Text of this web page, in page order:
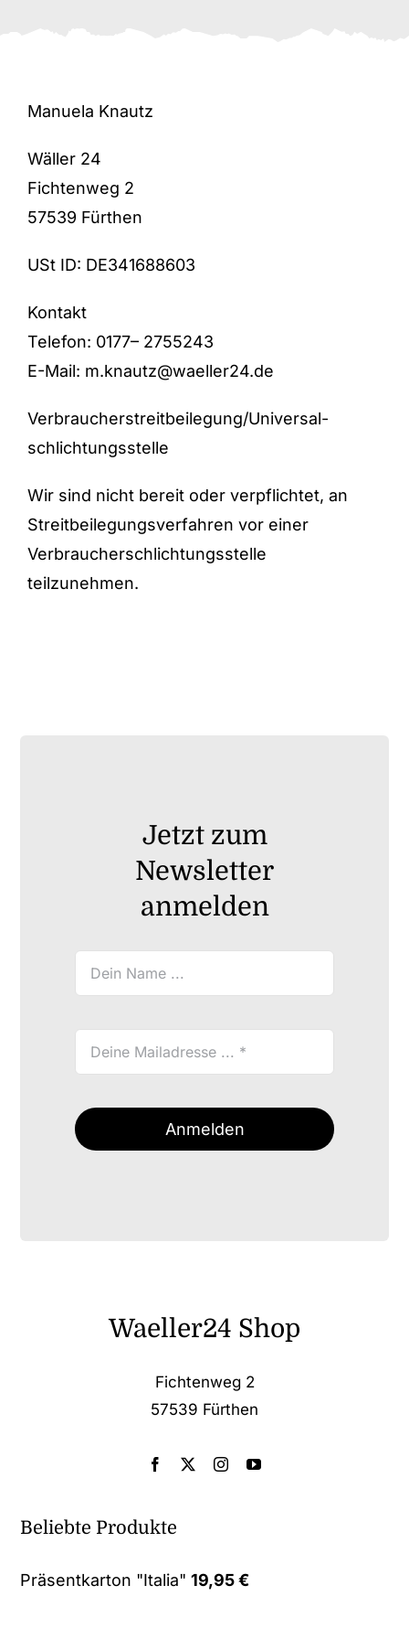
Brot auf Vorbestellung
Geschenkartikel
Downloads
Manuela Knautz
Wäller 24
Fichtenweg 2
57539 Fürthen
USt ID: DE341688603
Kontakt
Telefon: 0177– 2755243
E-Mail: m.knautz@waeller24.de
Verbraucher­streit­beilegung/Universal­
schlichtungs­stelle
Wir sind nicht bereit oder verpflichtet, an
Streitbeilegungsverfahren vor einer
Verbraucherschlichtungsstelle
teilzunehmen.
Jetzt zum
Newsletter
anmelden
Anmelden
Waeller24 Shop
Fichtenweg 2
57539 Fürthen
Beliebte Produkte
Präsentkarton "Italia" 19,95€